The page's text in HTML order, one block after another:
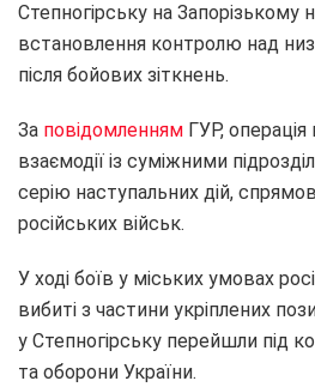
Степногірську на Запорізькому
встановлення контролю над
після бойових зіткнень.
За повідомленням ГУР, операція
взаємодії із суміжними
серію наступальних дій,
російських військ.
У ході боїв у міських умовах
вибиті з частини укріплених
у Степногірську перейшли під
та оборони України.